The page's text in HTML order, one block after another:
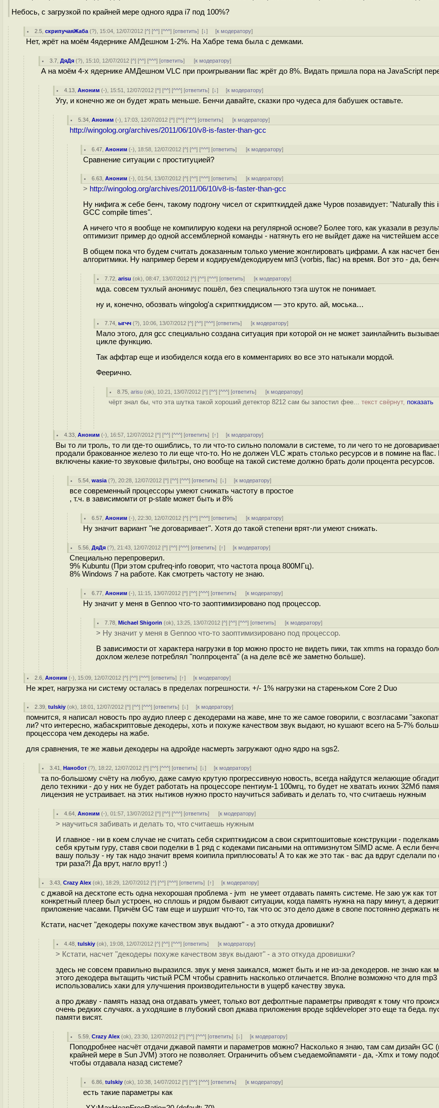
Небось, с загрузкой по крайней мере одного ядра i7 под 100%?
2.5 ,скрипучаяЖаба (?), 15:04, 12/07/2012 [^] [^^] [^^^] [ответить][↓] [к модератору]
Нет, жрёт на моём 4ядернике АМДешном 1-2%. На Хабре тема была с демками.
3.7 ,ДяДя (?), 15:10, 12/07/2012 [^] [^^] [^^^] [ответить] [к модератору]
А на моём 4-х ядернике АМДешном VLC при проигрывании flac жрёт до 8%. Видать пришла пора на JavaScript
4.13 ,Аноним (-), 15:51, 12/07/2012 [^] [^^] [^^^] [ответить][↓] [к модератору]
Угу, и конечно же он будет жрать меньше. Бенчи давайте, сказки про чудеса для бабушек оставьте.
5.34 ,Аноним (-), 17:03, 12/07/2012 [^] [^^] [^^^] [ответить] [к модератору]
http://wingolog.org/archives/2011/06/10/v8-is-faster-than-gcc
6.47 ,Аноним (-), 18:58, 12/07/2012 [^] [^^] [^^^] [ответить] [к модератору]
Сравнение ситуации с проституцией?
6.63 ,Аноним (-), 01:54, 13/07/2012 [^] [^^] [^^^] [ответить] [к модератору]
> http://wingolog.org/archives/2011/06/10/v8-is-faster-than-gcc
Ну нифига ж себе бенч, такому подгону чисел от скрипткиддей даже Чуров позавидует: "Naturally this
GCC compile times".
А ничего что я вообще не компилирую кодеки на регулярной основе? Более того, как указали в
оптимизит пример до одной ассемблерной команды - натянуть его не выйдет даже на чистейшем
В общем пока что будем считать доказанным только умение жонглировать цифрами. А как насчет
алгоритмики. Ну например берем и кодируем/декодируем мп3 (vorbis, flac) на время. Вот это - да,
7.72 ,arisu (ok), 08:47, 13/07/2012 [^] [^^] [^^^] [ответить] [к модератору]
мда. совсем тухлый анонимус пошёл, без специального тэга шуток не понимает.
ну и, конечно, обозвать wingolog'а скрипткиддисом — это круто. ай, моська…
7.74 ,ыгчч (?), 10:06, 13/07/2012 [^] [^^] [^^^] [ответить] [к модератору]
Мало этого, для gcc специально создана ситуация при которой он не может заинлайнить
цикле функцию.
Так аффтар еще и изобиделся когда его в комментариях во все это натыкали мордой.
Феерично.
8.75 ,arisu (ok), 10:21, 13/07/2012 [^] [^^] [^^^] [ответить] [к модератору]
чёрт знал бы, что эта шутка такой хороший детектор 8212 сам бы запостил фее... текст свёрнут, показать
4.33 ,Аноним (-), 16:57, 12/07/2012 [^] [^^] [^^^] [ответить][↑] [к модератору]
Вы то ли троль, то ли где-то ошиблись, то ли что-то сильно поломали в системе, то ли чего то не
продали бракованное железо то ли еще что-то. Но не должен VLC жрать столько ресурсов и в помине на
включены какие-то звуковые фильтры, оно вообще на такой системе должно брать доли процента ресурсов.
5.54 ,wasia (?), 20:28, 12/07/2012 [^] [^^] [^^^] [ответить][↓] [к модератору]
все современный процессоры умеют снижать частоту в простое
, т.ч. в зависимомти от p-state может быть и 8%
6.57 ,Аноним (-), 22:30, 12/07/2012 [^] [^^] [^^^] [ответить] [к модератору]
Ну значит вариант "не договаривает". Хотя до такой степени врят-ли умеют снижать.
5.56 ,ДяДя (?), 21:43, 12/07/2012 [^] [^^] [^^^] [ответить][↑] [к модератору]
Специально перепроверил.
9% Kubuntu (При этом cpufreq-info говорит, что частота проца 800МГц).
8% Windows 7 на работе. Как смотреть частоту не знаю.
6.77 ,Аноним (-), 11:15, 13/07/2012 [^] [^^] [^^^] [ответить] [к модератору]
Ну значит у меня в Gennoo что-то заоптимизировано под процессор.
7.78 ,Michael Shigorin (ok), 13:25, 13/07/2012 [^] [^^] [^^^] [ответить] [к модератору]
> Ну значит у меня в Gennoo что-то заоптимизировано под процессор.
В зависимости от характера нагрузки в top можно просто не видеть пики, так xmms на гораздо
дохлом железе потреблял "полпроцента" (а на деле всё же заметно больше).
2.6 ,Аноним (-), 15:09, 12/07/2012 [^] [^^] [^^^] [ответить][↑] [к модератору]
Не жрет, нагрузка ни систему осталась в пределах погрешности. +/- 1% нагрузки на стареньком Core 2 Duo
2.39 ,tulskiy (ok), 18:01, 12/07/2012 [^] [^^] [^^^] [ответить][↓] [к модератору]
помнится, я написал новость про аудио плеер с декодерами на жаве, мне то же самое говорили, с возгласами
ли? что интересно, жабаскриптовые декодеры, хоть и похуже качеством звук выдают, но кушают всего на 5-7%
процессора чем декодеры на жабе.
для сравнения, те же жавьи декодеры на адройде насмерть загружают одно ядро на sgs2.
3.41 ,Нанобот (?), 18:22, 12/07/2012 [^] [^^] [^^^] [ответить][↓] [к модератору]
та по-большому счёту на любую, даже самую крутую прогрессивную новость, всегда найдутся желающие
дело техники - до у них не будет работать на процессоре пентиум-1 100мгц, то будет не хватать ихних 32Мб
лицензия не устраивает. на этих нытиков нужно просто научиться забивать и делать то, что считаешь нужным
4.64 ,Аноним (-), 01:57, 13/07/2012 [^] [^^] [^^^] [ответить] [к модератору]
> научиться забивать и делать то, что считаешь нужным
И главное - ни в коем случае не считать себя скрипткидисом а свои скриптошитовые конструкции -
себя крутым гуру, ставя свои поделки в 1 ряд с кодеками писаными на оптимизнутом SIMD асме. А если
вашу пользу - ну так надо значит время коипила приплюсовать! А то как же это так - вас да вдруг сделали по
три раза?! Да врут, нагло врут! :)
3.43 ,Crazy Alex (ok), 18:29, 12/07/2012 [^] [^^] [^^^] [ответить][↑] [к модератору]
с джавой на десктопе есть одна нехорошая проблема - jvm не умеет отдавать память системе. Не заю уж как тот
конкретный плеер был устроен, но сплошь и рядом бывают ситуации, когда память нужна на пару минут, а
приложение часами. Причём GC там еще и шуршит что-то, так что ос это дело даже в свопе постоянно держать
Кстати, насчет "декодеры похуже качеством звук выдают" - а это откуда дровишки?
4.48 ,tulskiy (ok), 19:08, 12/07/2012 [^] [^^] [^^^] [ответить] [к модератору]
> Кстати, насчет "декодеры похуже качеством звук выдают" - а это откуда дровишки?
здесь не совсем правильно выразился. звук у меня заикался, может быть и не из-за декодеров. не знаю как
этого декодера вытащить чистый PCM чтобы сравнить насколько отличается. Вполне возможно что для mp3
использовались хаки для улучшения производительности в ущерб качеству звука.
а про джаву - память назад она отдавать умеет, только вот дефолтные параметры приводят к тому что
очень редких случаях. а уходяшие в глубокий своп джава приложения вроде sqldeveloper это еще та беда.
памяти висят.
5.59 ,Crazy Alex (ok), 23:30, 12/07/2012 [^] [^^] [^^^] [ответить][↓] [к модератору]
Поподробнее насчёт отдачи джавой памяти и параметров можно? Насколько я знаю, там сам дизайн GC
крайней мере в Sun JVM) этого не позволяет. Ограничить объем съедаемойпамяти - да, -Xmx и тому
чтобы отдавала назад системе?
6.86 ,tulskiy (ok), 10:38, 14/07/2012 [^] [^^] [^^^] [ответить] [к модератору]
есть такие параметры как